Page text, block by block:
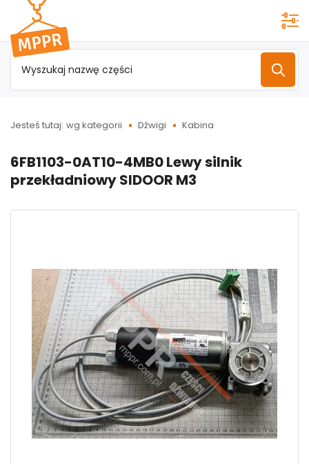
Przejdź do
menu
głównego
Jesteś tutaj: wg kategorii Dźwigi Kabina
6FB1103-0AT10-4MB0 Lewy silnik
przekładniowy SIDOOR M3